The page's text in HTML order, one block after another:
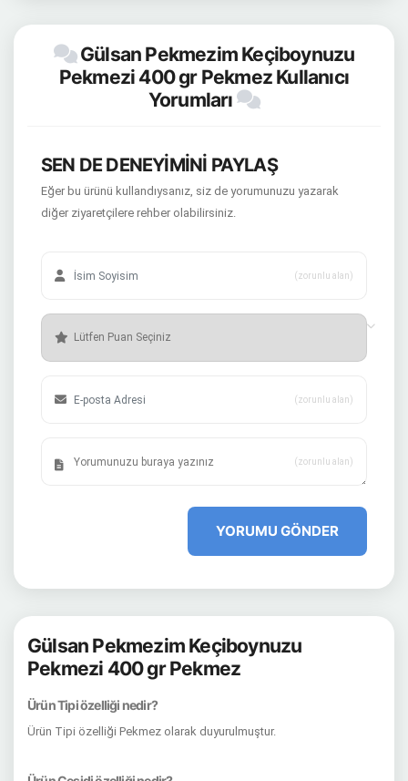
Gülsan Pekmezim Keçiboynuzu
Pekmezi 400 gr Pekmez Kullanıcı
Yorumları
SEN DE DENEYİMİNİ PAYLAŞ
Eğer bu ürünü kullandıysanız, siz de yorumunuzu yazarak
diğer ziyaretçilere rehber olabilirsiniz.
(zorunlu alan)
(zorunlu alan)
(zorunlu alan)
YORUMU GÖNDER
Gülsan Pekmezim Keçiboynuzu
Pekmezi 400 gr Pekmez
Ürün Tipi özelliği nedir?
Ürün Tipi özelliği Pekmez olarak duyurulmuştur.